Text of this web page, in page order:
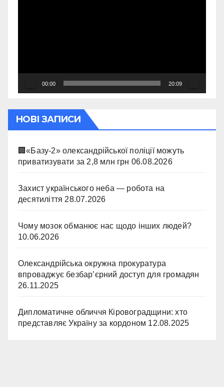
00:00 20:09
НОВІ ЗАПИСИ
🏢«Базу-2» олександрійської поліції можуть
приватизувати за 2,8 млн грн 06.08.2026
Захист українського неба — робота на
десятиліття 28.07.2026
Чому мозок обманює нас щодо інших людей?
10.06.2026
Олександрійська окружна прокуратура
впроваджує безбар’єрний доступ для громадян
26.11.2025
Дипломатичне обличчя Кіровоградщини: хто
представляє Україну за кордоном 12.08.2025